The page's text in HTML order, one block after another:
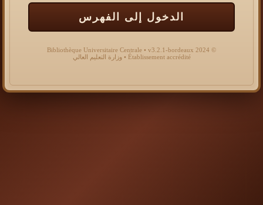
الدخول إلى الفهرس
© 2024 Bibliothèque Universitaire Centrale • v3.2.1-bordeaux
Établissement accrédité • وزارة التعليم العالي